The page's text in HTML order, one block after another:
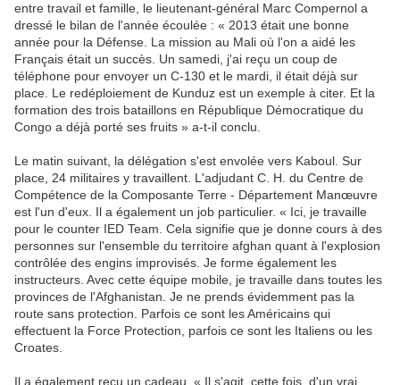
entre travail et famille, le lieutenant-général Marc Compernol a
dressé le bilan de l'année écoulée : « 2013 était une bonne
année pour la Défense. La mission au Mali où l'on a aidé les
Français était un succès. Un samedi, j'ai reçu un coup de
téléphone pour envoyer un C-130 et le mardi, il était déjà sur
place. Le redéploiement de Kunduz est un exemple à citer. Et la
formation des trois bataillons en République Démocratique du
Congo a déjà porté ses fruits » a-t-il conclu.
Le matin suivant, la délégation s'est envolée vers Kaboul. Sur
place, 24 militaires y travaillent. L'adjudant C. H. du Centre de
Compétence de la Composante Terre - Département Manœuvre
est l'un d'eux. Il a également un job particulier. « Ici, je travaille
pour le counter IED Team. Cela signifie que je donne cours à des
personnes sur l'ensemble du territoire afghan quant à l'explosion
contrôlée des engins improvisés. Je forme également les
instructeurs. Avec cette équipe mobile, je travaille dans toutes les
provinces de l'Afghanistan. Je ne prends évidemment pas la
route sans protection. Parfois ce sont les Américains qui
effectuent la Force Protection, parfois ce sont les Italiens ou les
Croates.
Il a également reçu un cadeau. « Il s'agit, cette fois, d'un vrai